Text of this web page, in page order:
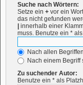
Suche nach Wörtern:
Setze ein + vor ein
das nicht gefunden
| innerhalb einer
muss. Benutze ein *
Nach allen
Nach einem Begriff
Zu suchender Autor:
Benutze ein * als